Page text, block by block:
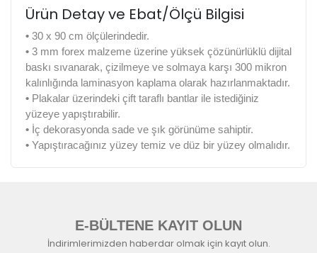
Ürün Detay ve Ebat/Ölçü Bilgisi
• 30 x 90 cm ölçülerindedir.
• 3 mm forex malzeme üzerine yüksek çözünürlüklü dijital
baskı sıvanarak, çizilmeye ve solmaya karşı 300 mikron
kalınlığında laminasyon kaplama olarak hazırlanmaktadır.
• Plakalar üzerindeki çift taraflı bantlar ile istediğiniz
yüzeye yapıştırabilir.
• İç dekorasyonda sade ve şık görünüme sahiptir.
• Yapıştıracağınız yüzey temiz ve düz bir yüzey olmalıdır.
E-BÜLTENE KAYIT OLUN
İndirimlerimizden haberdar olmak için kayıt olun.